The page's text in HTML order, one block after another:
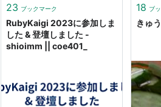
23 ブックマーク
RubyKaigi 2023に参加しま
した & 登壇しました -
shioimm || coe401_
18 ブ
きゅ